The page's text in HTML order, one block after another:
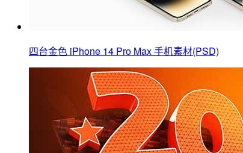
四台金色 iPhone 14 Pro Max 手机素材(PSD)